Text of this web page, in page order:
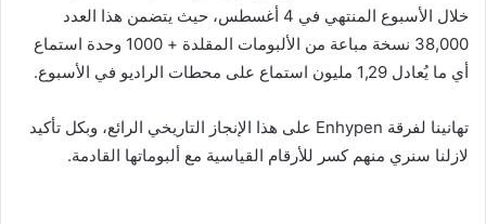
خلال الأسبوع المنتهي في 4 أغسطس، حيث يتضمن هذا العدد
38,000 نسخة مباعة من الألبومات المقلدة + 1000 وحدة استماع
أي ما يُعادل 1,29 مليون استماع على محطات الراديو في الأسبوع.
تهانينا لفرقة Enhypen على هذا الإنجاز التاريخي الرائع، وبكل تأكيد
لازلنا سنري منهم كسر للأرقام القياسية مع ألبوماتها القادمة.